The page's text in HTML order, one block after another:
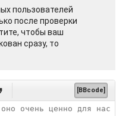
пользователей
после проверки
чтобы ваш
сразу, то
[BBcode]